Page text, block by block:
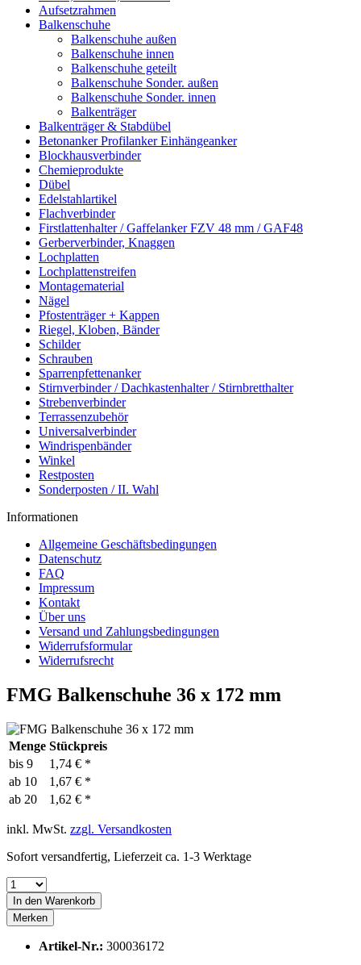
Aufsetzrahmen
Balkenschuhe
Balkenschuhe außen
Balkenschuhe innen
Balkenschuhe geteilt
Balkenschuhe Sonder. außen
Balkenschuhe Sonder. innen
Balkenträger
Balkenträger & Stabdübel
Betonanker Profilanker Einhängeanker
Blockhausverbinder
Chemieprodukte
Dübel
Edelstahlartikel
Flachverbinder
Firstlattenhalter / Gaffelanker FZV 48 mm / GAF48
Gerberverbinder, Knaggen
Lochplatten
Lochplattenstreifen
Montagematerial
Nägel
Pfostenträger + Kappen
Riegel, Kloben, Bänder
Schilder
Schrauben
Sparrenpfettenanker
Stirnverbinder / Dachkastenhalter / Stirnbretthalter
Strebenverbinder
Terrassenzubehör
Universalverbinder
Windrispenbänder
Winkel
Restposten
Sonderposten / II. Wahl
Informationen
Allgemeine Geschäftsbedingungen
Datenschutz
FAQ
Impressum
Kontakt
Über uns
Versand und Zahlungsbedingungen
Widerrufsformular
Widerrufsrecht
FMG Balkenschuhe 36 x 172 mm
Menge Stückpreis
bis 9
1,74 € *
ab 10
1,67 € *
ab 20 1,62 € *
inkl. MwSt. zzgl. Versandkosten
Sofort versandfertig, Lieferzeit ca. 1-3 Werktage
In den Warenkorb
Merken
Artikel-Nr.: 300036172